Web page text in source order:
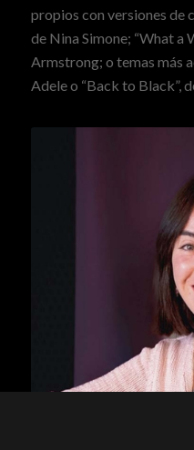
propios con versiones de
de Nina Simone; “What a
Armstrong; o temas más
Adele o “Back to Black”,